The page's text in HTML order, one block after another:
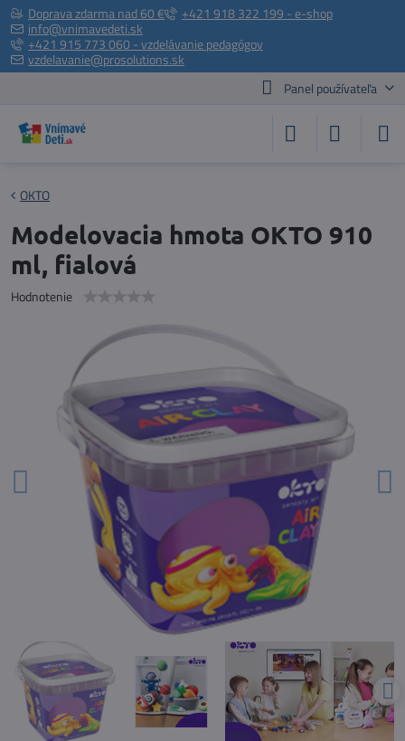
Doprava zdarma nad 60 €
+421 918 322 199 - e-shop
info@vnimavedeti.sk
+421 915 773 060 - vzdelávanie pedagógov
vzdelavanie@prosolutions.sk
Panel používateľa
OKTO
Modelovacia hmota OKTO 910
ml, fialová
Hodnotenie